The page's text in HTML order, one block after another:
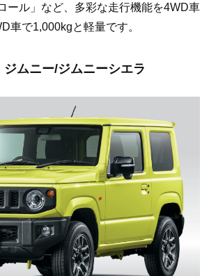
ール」など、多彩な走行機能を4WD車
車で1,000kgと軽量です。
ジムニー/ジムニーシエラ